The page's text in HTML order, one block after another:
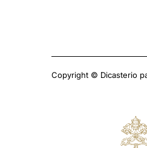
Copyright © Dicasterio